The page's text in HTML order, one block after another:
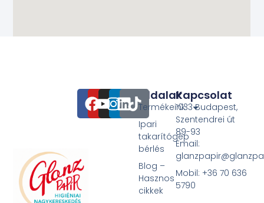
Oldalak
Termékeink
Ipari
takarítógép
bérlés
Blog –
Hasznos
cikkek
Kapcsolat
1033 Budapest,
Szentendrei út
89-93
Email:
Mobil: +36 70 636
5790